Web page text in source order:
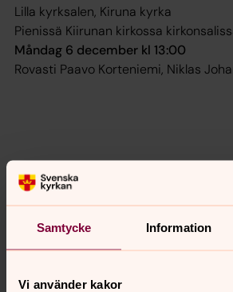
Samtycke Information
Vi använder kakor
Lilla kyrksalen, Kiruna kyrka
Pienissä Kiirunan kirkossa
Måndag 6 december kl 13:00
Rovasti Paavo Korteniemi, Niklas
Synpunkter eller frågor på
innehåll?
Dela